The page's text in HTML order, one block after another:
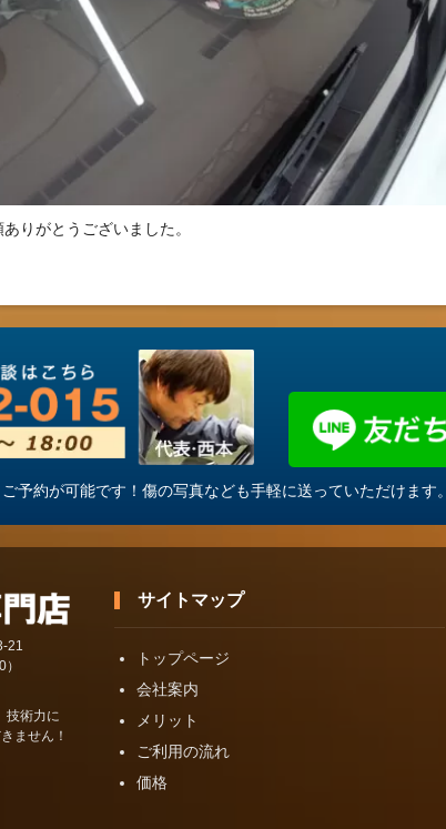
りがとうございました。
予約が可能です！傷の写真なども手軽に送っていただけます。
21
技術力に
ません！
サイトマップ
トップページ
会社案内
メリット
ご利用の流れ
価格